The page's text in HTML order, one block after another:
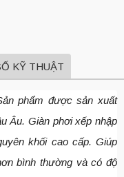
KỸ THUẬT
phẩm được sản xuất
Âu. Giàn phơi xếp nhập
khối cao cấp. Giúp
bình thường và có độ